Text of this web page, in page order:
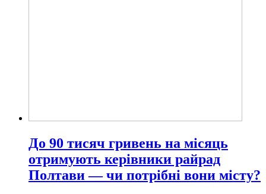
До 90 тисяч гривень на місяць
отримують керівники райрад
Полтави — чи потрібні вони місту?